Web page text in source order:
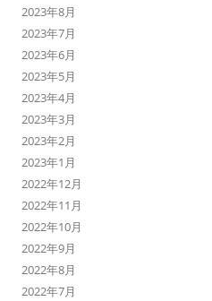
2023年8月
2023年7月
2023年6月
2023年5月
2023年4月
2023年3月
2023年2月
2023年1月
2022年12月
2022年11月
2022年10月
2022年9月
2022年8月
2022年7月